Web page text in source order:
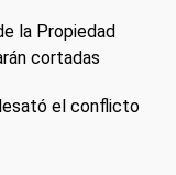
la Propiedad
cortadas
el conflicto